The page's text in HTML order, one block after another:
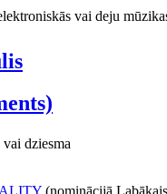
vai deju
dziesma
(nominācijā